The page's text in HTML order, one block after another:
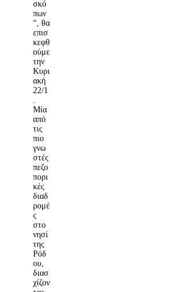
σκό
πων
“, θα
επισ
κεφθ
ούμε
την
Κυρι
ακή
22/1
.
Μία
από
τις
πιο
γνω
στές
πεζο
πορι
κές
διαδ
ρομέ
ς
στο
νησί
της
Ρόδ
ου,
διασ
χίζον